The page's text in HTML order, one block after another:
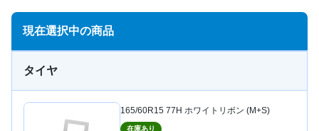
現在選択中の商品
タイヤ
165/60R15 77H ホワイトリボン (M+S)
在庫あり